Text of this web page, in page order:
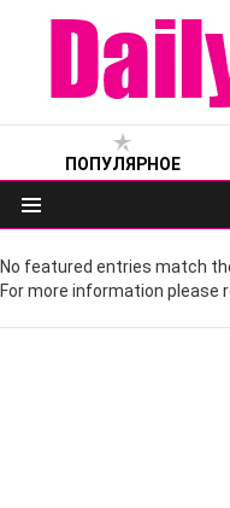
ПОПУЛЯРНОЕ
Меню
No featured entries match
For more information please